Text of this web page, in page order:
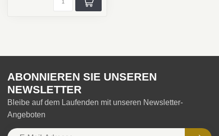
ABONNIEREN SIE UNSEREN
NEWSLETTER
Bleibe auf dem Laufenden mit unseren Newsletter-
Angeboten